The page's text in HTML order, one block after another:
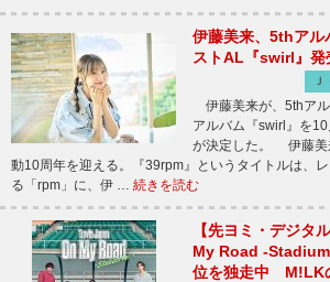
伊藤美来、5thアル
ストAL『swirl』発
伊藤美来が、5thア
アルバム『swirl』を
が決定した。 伊藤美
動10周年を迎える。『39rpm』というタイトルは、
る「rpm」に、伊 … 続きを読む
【先ヨミ・デジタ
My Road -
位を独走中 M!LK